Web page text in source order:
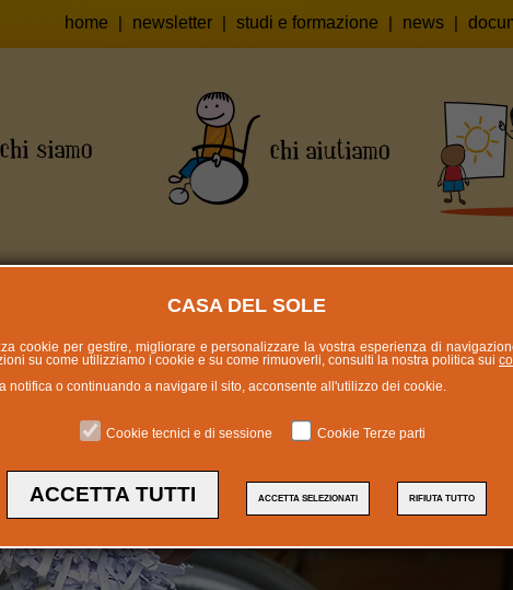
home | newsletter | studi e formazione | news |
CASA DEL SOLE
cookie per gestire, migliorare e personalizzare la vostra esperienza di
su come utilizziamo i cookie e su come rimuoverli, consulti la nostra politica sui
notifica o continuando a navigare il sito, acconsente all'utilizzo dei cookie.
Cookie tecnici e di sessione Cookie Terze parti
ACCETTA TUTTI ACCETTA SELEZIONATI RIFIUTA TUTTO